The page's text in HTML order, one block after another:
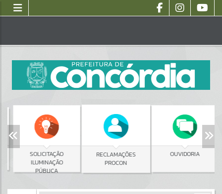
SOLICITAÇÃO
ILUMINAÇÃO
PÚBLICA
RECLAMAÇÕES
PROCON
OUVIDORIA